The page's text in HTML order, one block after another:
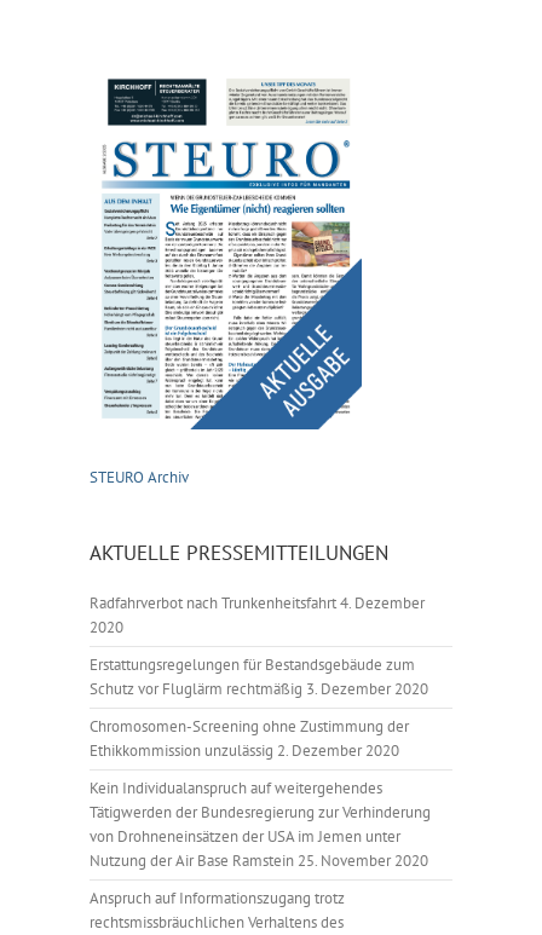
STEURO Archiv
AKTUELLE PRESSEMITTEILUNGEN
Radfahrverbot nach Trunkenheitsfahrt4. Dezember
2020
Erstattungsregelungen für Bestandsgebäude zum
Schutz vor Fluglärm rechtmäßig 3. Dezember 2020
Chromosomen-Screening ohne Zustimmung der
Ethikkommission unzulässig 2. Dezember 2020
Kein Individualanspruch auf weitergehendes
Tätigwerden der Bundesregierung zur Verhinderung
von Drohneneinsätzen der USA im Jemen unter
Nutzung der Air Base Ramstein 25. November 2020
Anspruch auf Informationszugang trotz
rechtsmissbräuchlichen Verhaltens des